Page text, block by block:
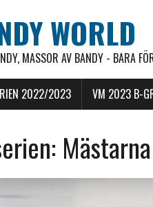
WORLD
MASSOR AV BANDY - BARA
2022/2023 VM 2023 B-